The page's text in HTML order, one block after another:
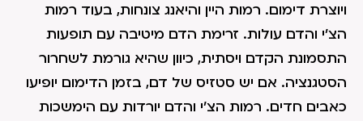
ויוצרת דימום. רמות היין והיאנג צונחות, בעוד רמות
הצ'י והדם עולות. זרימת הדם מיטיבה עם תופעות
התסמונת הקדם ויסתית, כיוון שהיא גורמת לשחרור
הסטגנציה. אם יש סטזיס של דם, בזמן הדימום יופיעו
כאבים חדים. רמות הצ'י והדם יורדות עם הימשכות